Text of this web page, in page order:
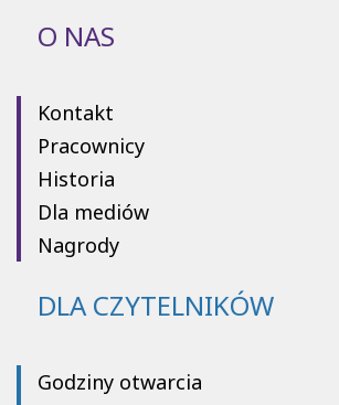
O NAS
Kontakt
Pracownicy
Historia
Dla mediów
Nagrody
DLA CZYTELNIKÓW
Godziny otwarcia